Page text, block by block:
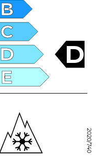
B
C
D
E
D
2020/740